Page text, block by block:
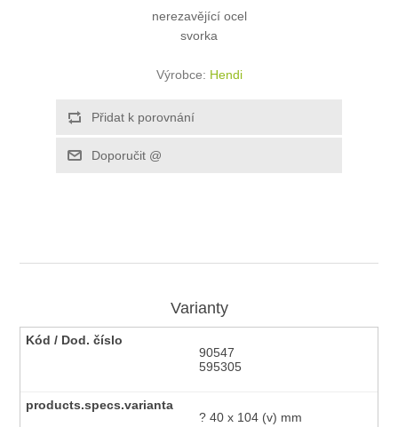
nerezavějící ocel
svorka
Výrobce: Hendi
Varianty
90547
595305
? 40 x 104 (v) mm